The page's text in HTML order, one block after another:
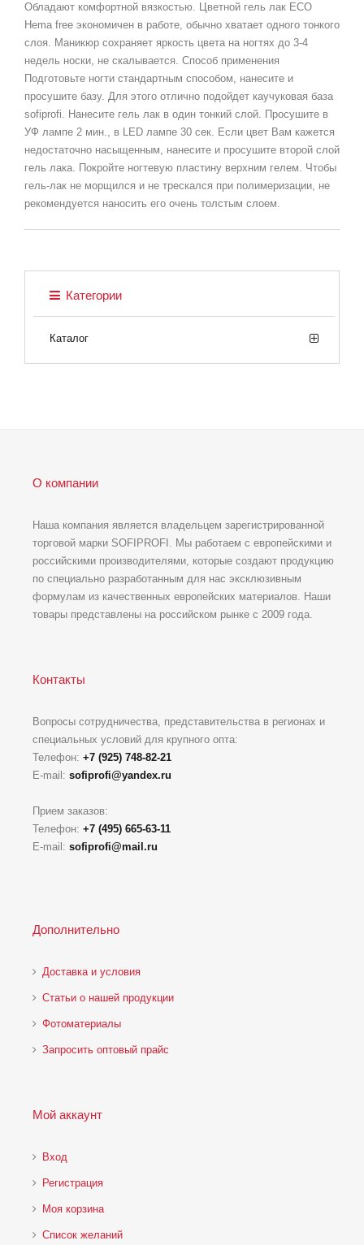
Обладают комфортной вязкостью. Цветной гель лак ECO
Hema free экономичен в работе, обычно хватает одного тонкого
слоя. Маникюр сохраняет яркость цвета на ногтях до 3-4
недель носки, не скалывается. Способ применения
Подготовьте ногти стандартным способом, нанесите и
просушите базу. Для этого отлично подойдет каучуковая база
sofiprofi. Нанесите гель лак в один тонкий слой. Просушите в
УФ лампе 2 мин., в LED лампе 30 сек. Если цвет Вам кажется
недостаточно насыщенным, нанесите и просушите второй слой
гель лака. Покройте ногтевую пластину верхним гелем. Чтобы
гель-лак не морщился и не трескался при полимеризации, не
рекомендуется наносить его очень толстым слоем.
Категории
Каталог
О компании
Наша компания является владельцем зарегистрированной
торговой марки SOFIPROFI. Мы работаем с европейскими и
российскими производителями, которые создают продукцию
по специально разработанным для нас эксклюзивным
формулам из качественных европейских материалов. Наши
товары представлены на российском рынке с 2009 года.
Контакты
Вопросы сотрудничества, представительства в регионах и
специальных условий для крупного опта:
Телефон: +7 (925) 748-82-21
E-mail: sofiprofi@yandex.ru
Прием заказов:
Телефон: +7 (495) 665-63-11
E-mail: sofiprofi@mail.ru
Дополнительно
Доставка и условия
Статьи о нашей продукции
Фотоматериалы
Запросить оптовый прайс
Мой аккаунт
Вход
Регистрация
Моя корзина
Cписок желаний